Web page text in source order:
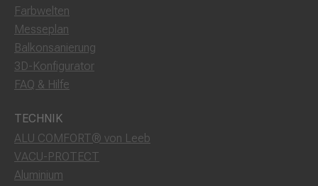
Farbwelten
Messeplan
Balkonsanierung
3D-Konfigurator
FAQ & Hilfe
TECHNIK
ALU COMFORT® von Leeb
VACU-PROTECT
Aluminium